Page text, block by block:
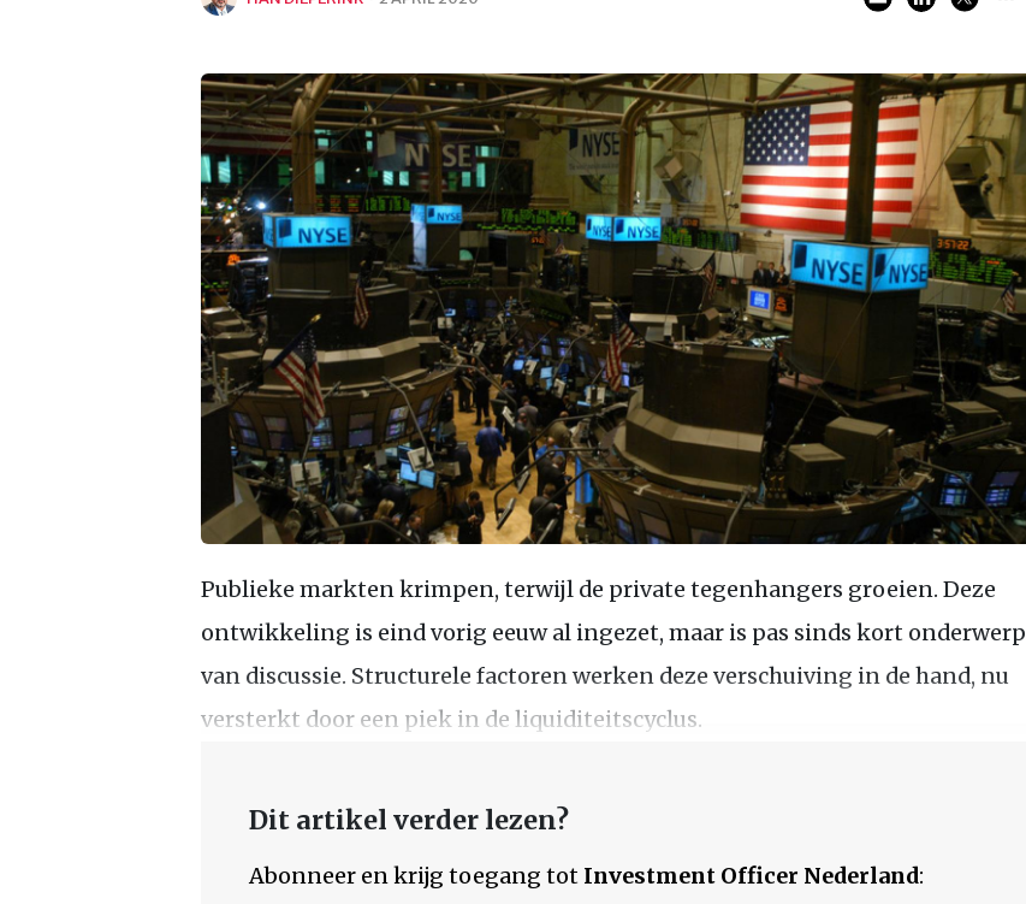
Publieke markten krimpen, terwijl de private tegenhangers groeien. Deze
ontwikkeling is eind vorig eeuw al ingezet, maar is pas sinds kort onderwerp
van discussie. Structurele factoren werken deze verschuiving in de hand, nu
versterkt door een piek in de liquiditeitscyclus.
Dit artikel verder lezen?
Abonneer en krijg toegang tot Investment Officer Nederland: